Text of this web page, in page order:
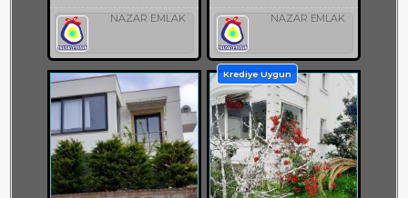
NAZAR EMLAK NAZAR EMLAK
Krediye Uygun